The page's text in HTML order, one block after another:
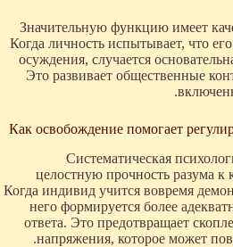
Значительную функцию имеет
Когда личность испытывает, что
осуждения, случается
Это развивает общественные
Как освобождение помогает
Систематическая
целостную прочность разума к
Когда индивид учится вовремя
него формируется более
ответа. Это предотвращает
напряжения, которое может